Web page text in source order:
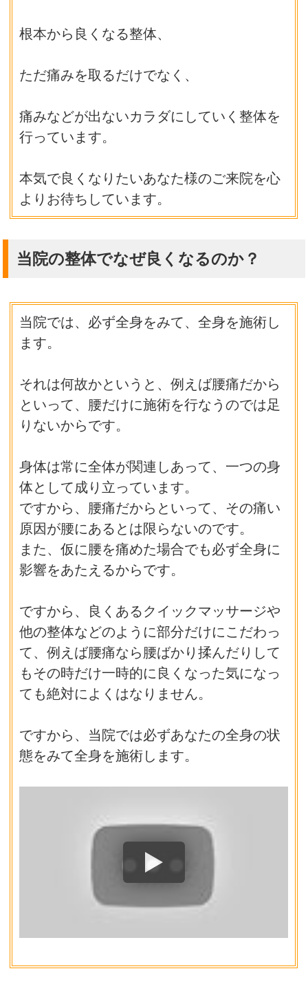
根本から良くなる整体、
ただ痛みを取るだけでなく、
痛みなどが出ないカラダにしていく整体を
行っています。
本気で良くなりたいあなた様のご来院を心
よりお待ちしています。
当院の整体でなぜ良くなるのか？
当院では、必ず全身をみて、全身を施術し
ます。
それは何故かというと、例えば腰痛だから
といって、腰だけに施術を行なうのでは足
りないからです。
身体は常に全体が関連しあって、一つの身
体として成り立っています。
ですから、腰痛だからといって、その痛い
原因が腰にあるとは限らないのです。
また、仮に腰を痛めた場合でも必ず全身に
影響をあたえるからです。
ですから、良くあるクイックマッサージや
他の整体などのように部分だけにこだわっ
て、例えば腰痛なら腰ばかり揉んだりして
もその時だけ一時的に良くなった気になっ
ても絶対によくはなりません。
ですから、当院では必ずあなたの全身の状
態をみて全身を施術します。